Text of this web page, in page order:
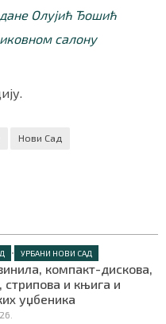
Олујић Ђошић
салону
Нови Сад
• УРБАНИ НОВИ САД
компакт-дискова,
стрипова и књига и
уџбеника